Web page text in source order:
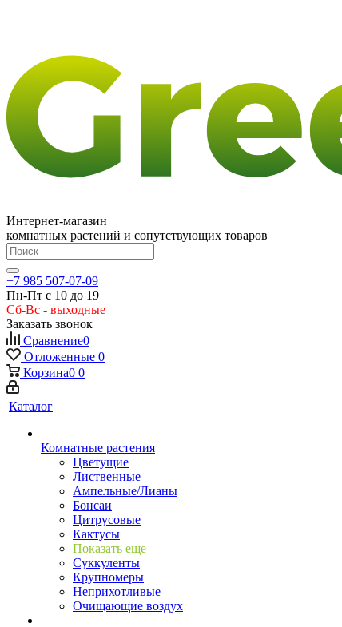
Интернет-магазин
комнатных растений и сопутствующих товаров
+7 985 507-07-09
Пн-Пт с 10 до 19
Сб-Вс - выходные
Заказать звонок
Сравнение0
Отложенные 0
Корзина0 0
Каталог
Комнатные растения
Цветущие
Лиственные
Ампельные/Лианы
Бонсаи
Цитрусовые
Кактусы
Показать еще
Суккуленты
Крупномеры
Неприхотливые
Очищающие воздух